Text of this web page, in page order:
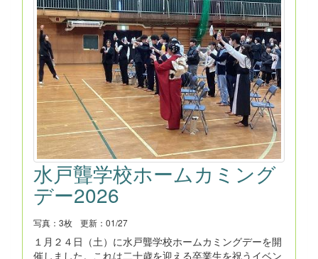
水戸聾学校ホームカミング
デー2026
写真：3枚 更新：01/27
１月２４日（土）に水戸聾学校ホームカミングデーを開
催しました。これは二十歳を迎える卒業生を祝うイベン